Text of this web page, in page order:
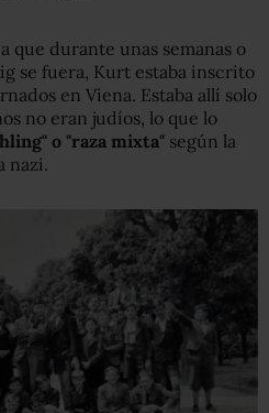
que durante unas semanas o
se fuera, Kurt estaba inscrito
en Viena. Estaba allí solo
no eran judíos, lo que lo
o "raza mixta" según la
nazi.